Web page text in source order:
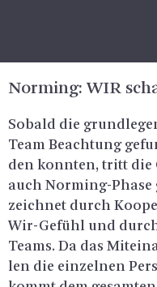
Nor­ming: WIR
So­bald die
Team Be­ach­tung
den konn­ten, tritt die
auch Nor­ming-
zeich­net durch
Wir-Ge­fühl und
Teams. Da das
len die ein­zel­nen